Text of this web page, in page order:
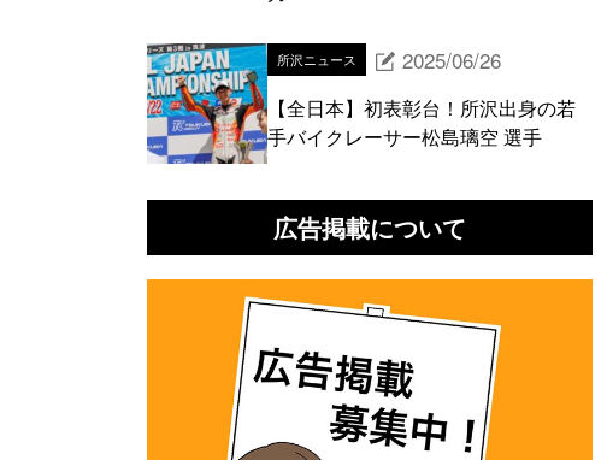
所沢ニュース 2025/06/26
【全日本】初表彰台！所沢出身の若
手バイクレーサー松島璃空 選手
広告掲載について